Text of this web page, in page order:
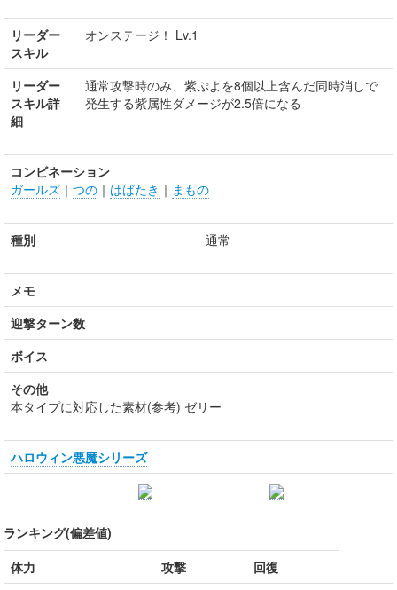
リーダー
スキル
オンステージ！ Lv.1
リーダー
スキル詳
細
通常攻撃時のみ、紫ぷよを8個以上含んだ同時消しで
発生する紫属性ダメージが2.5倍になる
コンビネーション
ガールズ ｜ つの ｜ はばたき ｜ まもの
種別 通常
メモ
迎撃ターン数
ボイス
その他
本タイプに対応した素材(参考) ゼリー
ハロウィン悪魔シリーズ
ランキング(偏差値)
体力
攻撃
回復